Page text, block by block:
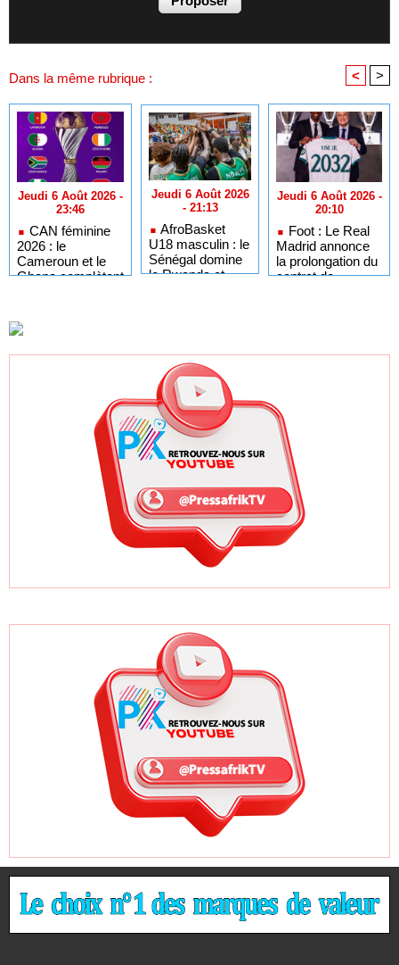
Dans la même rubrique : < >
Jeudi 6 Août 2026 -
23:46
CAN féminine
2026 : le
Cameroun et le
Ghana complètent
Jeudi 6 Août 2026
- 21:13
AfroBasket
U18 masculin : le
Sénégal domine
le Rwanda et
Jeudi 6 Août 2026 -
20:10
Foot : Le Real
Madrid annonce
la prolongation du
contrat de